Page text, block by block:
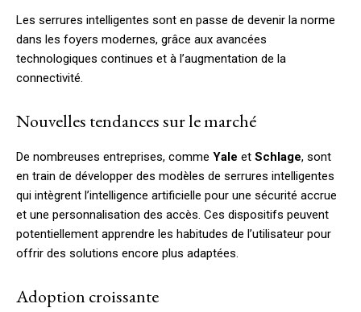
Les serrures intelligentes sont en passe de devenir la norme
dans les foyers modernes, grâce aux avancées
technologiques continues et à l’augmentation de la
connectivité.
Nouvelles tendances sur le marché
De nombreuses entreprises, comme Yale et Schlage, sont
en train de développer des modèles de serrures intelligentes
qui intègrent l’intelligence artificielle pour une sécurité accrue
et une personnalisation des accès. Ces dispositifs peuvent
potentiellement apprendre les habitudes de l’utilisateur pour
offrir des solutions encore plus adaptées.
Adoption croissante